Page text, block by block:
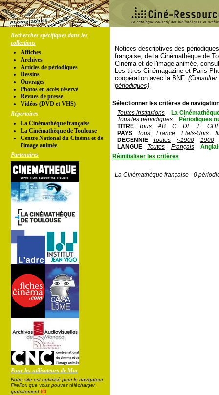
Recherches spécifiques dans les
collections
Affiches
Archives
Articles de périodiques
Dessins
Ouvrages
Photos en accés réservé
Revues de presse
Vidéos (DVD et VHS)
Répertoires
La Cinémathèque française
La Cinémathèque de Toulouse
Centre National du Cinéma et de
l'image animée
Partenaires
Pour les utilisateurs de Mac
Notre site est optimisé pour le navigateur
FireFox que vous pouvez télécharger
gratuitement ici
Notices descriptives des
française, de la Cinémathèque de
Cinéma et de l'image animée,
Les titres Cinémagazine et Paris-
coopération avec la BNF.
périodiques)
Sélectionner les critères de
Toutes institutions
La
Tous les périodiques
Périodiques
TITRE
Tous AB C DE F
GHI
PAYS
Tous France Etats-Unis
DECENNIE
Toutes <1900
1900
LANGUE
Toutes Français
Réinitialiser les critères
La Cinémathèque française - 0